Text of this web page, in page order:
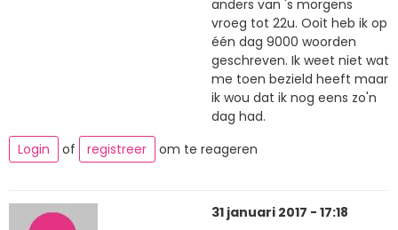
anders van 's morgens
vroeg tot 22u. Ooit heb ik op
één dag 9000 woorden
geschreven. Ik weet niet wat
me toen bezield heeft maar
ik wou dat ik nog eens zo'n
dag had.
Login
of registreer om te reageren
31 januari 2017 - 17:18